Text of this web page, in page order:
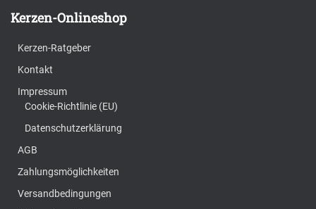
Kerzen-Onlineshop
Kerzen-Ratgeber
Kontakt
Impressum
Cookie-Richtlinie (EU)
Datenschutzerklärung
AGB
Zahlungsmöglichkeiten
Versandbedingungen